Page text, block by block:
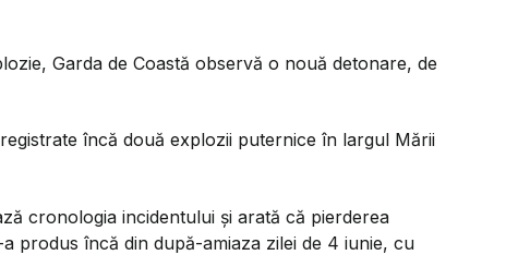
Garda de Coastă observă o nouă detonare, de
încă două explozii puternice în largul Mării
cronologia incidentului și arată că pierderea
produs încă din după-amiaza zilei de 4 iunie, cu